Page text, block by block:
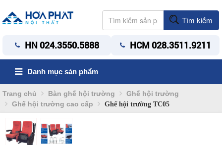
Tìm kiếm
HN 024.3550.5888 HCM 028.3511.9211
Danh mục sản phẩm
Trang chủ Bàn ghế hội trường
Ghế hội trường
Ghế hội trường cao cấp
Ghế hội trường TC05